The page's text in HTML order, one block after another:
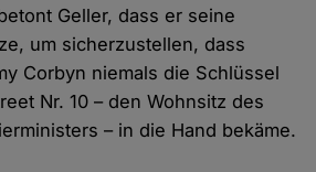
Geller, dass er seine
um sicherzustellen, dass
Corbyn niemals die Schlüssel
Nr. 10 – den Wohnsitz des
– in die Hand bekäme.